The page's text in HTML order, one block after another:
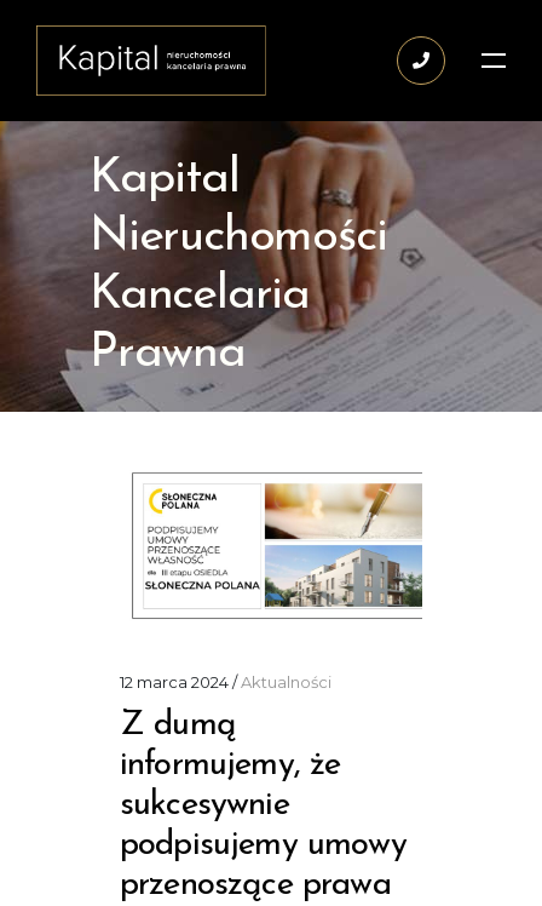
Kapital
Nieruchomości
Kancelaria
Prawna
12 marca 2024 Aktualności
Z dumą
informujemy, że
sukcesywnie
podpisujemy umowy
przenoszące prawa